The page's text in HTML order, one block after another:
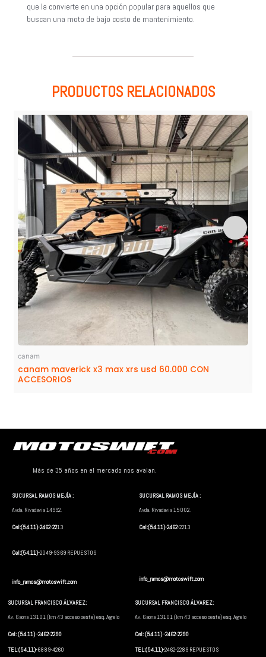
que la convierte en una opción popular para aquellos que
buscan una moto de bajo costo de mantenimiento.
PRODUCTOS RELACIONADOS
canam
canam maverick x3 max xrs usd 60.000 CON
ACCESORIOS
Más de 35 años en el mercado nos avalan.
SUCURSAL RAMOS MEJÍA :
Avda. Rivadavia 14992.
Cel:(54.11)-2462-2213
Cel:(54.11)-2049-9369 REPUESTOS
info_ramos@motoswift.com
SUCURSAL RAMOS MEJÍA :
Avda. Rivadavia 15002.
Cel:(54.11)-2462-2213
info_ramos@motoswift.com
SUCURSAL FRANCISCO ÁLVAREZ:
Av. Gaona 13101 (km 43 acceso oeste) esq. Agrelo
Cel: (54.11) -2462-2290
TEL:(54.11)-6889-4260
SUCURSAL FRANCISCO ÁLVAREZ:
Av. Gaona 13101 (km 43 acceso oeste) esq. Agrelo
Cel: (54.11) -2462-2290
TEL:(54.11)-2462-2289 REPUESTOS